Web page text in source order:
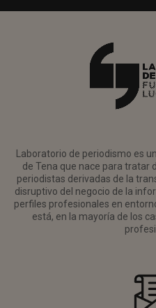
Laboratorio de periodismo es
de Tena que nace para tratar
periodistas derivadas de la
disruptivo del negocio de la
perfiles profesionales en
está, en la mayoría de los